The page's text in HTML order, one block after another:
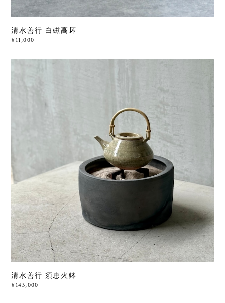
清水善行 白磁高坏
¥11,000
清水善行 須恵火鉢
¥143,000